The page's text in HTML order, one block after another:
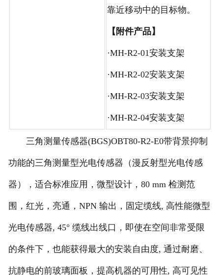
靠近移动中的目标物。
【附件产品】
·MH-R2-01安装支架
·MH-R2-02安装支架
·MH-R2-03安装支架
·MH-R2-04安装支架
三角测量传感器(BGS)OBT80-R2-E0带背景抑制
功能的三角测量型光电传感器（漫反射型光电传感
器），适合标准应用，微型设计，80 mm 检测范
围，红光，亮通，NPN 输出，固定缆线, 高性能微型
光电传感器, 45° 缆线出线口，即使在空间非常受限
的条件下，也能获得最大的安装自由度, 通过耐磨、
抗静电的前玻璃面板，提高机器的可用性, 高可见性